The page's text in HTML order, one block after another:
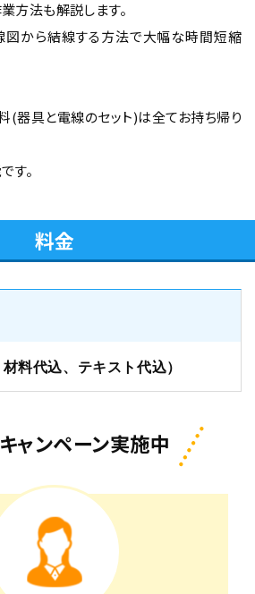
方法も解説します。
図から結線する方法で大幅な時間短縮
(器具と電線のセット)は全てお持ち帰り
す。
料金
料代込、テキスト代込）
ャンペーン実施中